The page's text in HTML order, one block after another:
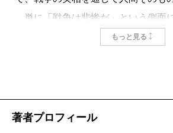
単に「戦争は悲惨だ」という側面
軍隊生活で生まれ得る一片の喜び、
さに「伊藤文学」の神髄だ。
もっと見る
著者プロフィール